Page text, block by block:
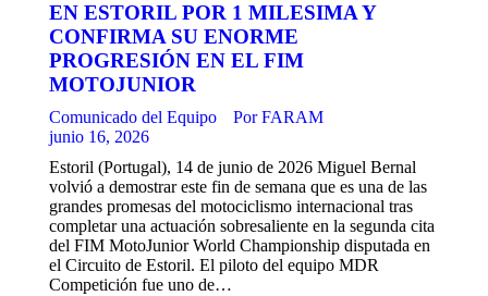
EN ESTORIL POR 1 MILESIMA Y
CONFIRMA SU ENORME
PROGRESIÓN EN EL FIM
MOTOJUNIOR
Comunicado del Equipo PorFARAM
junio 16, 2026
Estoril (Portugal), 14 de junio de 2026 Miguel Bernal
volvió a demostrar este fin de semana que es una de las
grandes promesas del motociclismo internacional tras
completar una actuación sobresaliente en la segunda cita
del FIM MotoJunior World Championship disputada en
el Circuito de Estoril. El piloto del equipo MDR
Competición fue uno de…